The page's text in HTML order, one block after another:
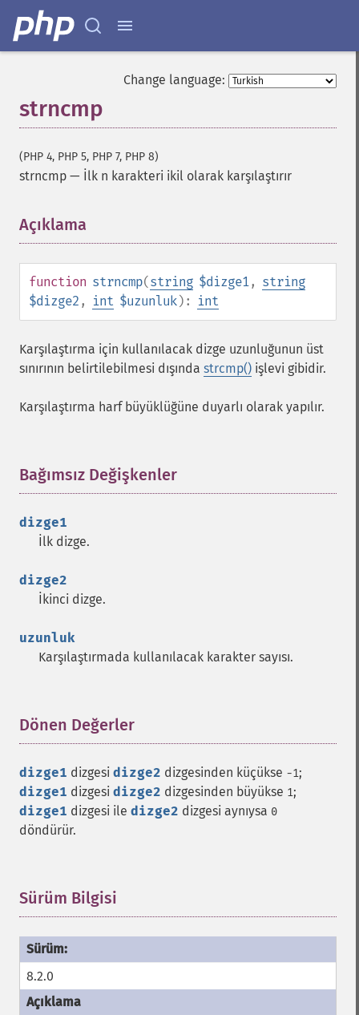
Change language:
strncmp
(PHP 4, PHP 5, PHP 7, PHP 8)
strncmp — İlk n karakteri ikil olarak karşılaştırır
Açıklama
function strncmp(string $dizge1, string
$dizge2 , int $uzunluk): int
Karşılaştırma için kullanılacak dizge uzunluğunun üst
sınırının belirtilebilmesi dışında strcmp() işlevi gibidir.
Karşılaştırma harf büyüklüğüne duyarlı olarak yapılır.
Bağımsız Değişkenler
dizge1
İlk dizge.
dizge2
İkinci dizge.
uzunluk
Karşılaştırmada kullanılacak karakter sayısı.
Dönen Değerler
dizge1 dizgesi dizge2 dizgesinden küçükse -1;
dizge1 dizgesi dizge2 dizgesinden büyükse 1;
dizge1 dizgesi ile dizge2 dizgesi aynıysa 0
döndürür.
Sürüm Bilgisi
8.2.0